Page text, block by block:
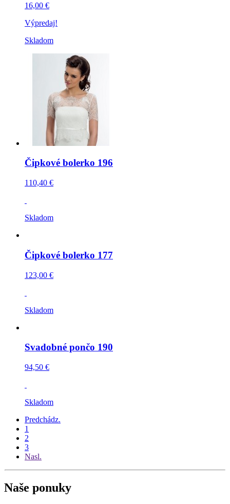
16,00 €
Výpredaj!
Skladom
Čipkové bolerko 196
110,40 €
Skladom
Čipkové bolerko 177
123,00 €
Skladom
Svadobné pončo 190
94,50 €
Skladom
Predchádz.
1
2
3
Nasl.
Naše ponuky